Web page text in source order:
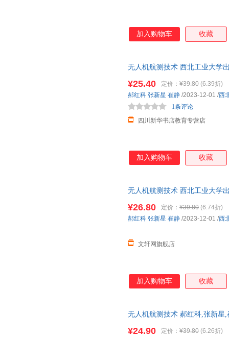
加入购物车 收藏
无人机航测技术 西北工业大学
¥25.40 定价： ¥39.80 (6.39折)
四川新华书店教育专营店
1条评论
郝红科 张新星 崔静 /2023-12-01 /西
加入购物车 收藏
无人机航测技术 西北工业大学
¥26.80 定价： ¥39.80 (6.74折)
文轩网旗舰店
郝红科 张新星 崔静 /2023-12-01 /西
加入购物车 收藏
无人机航测技术 郝红科,张新星
¥24.90 定价： ¥39.80 (6.26折)